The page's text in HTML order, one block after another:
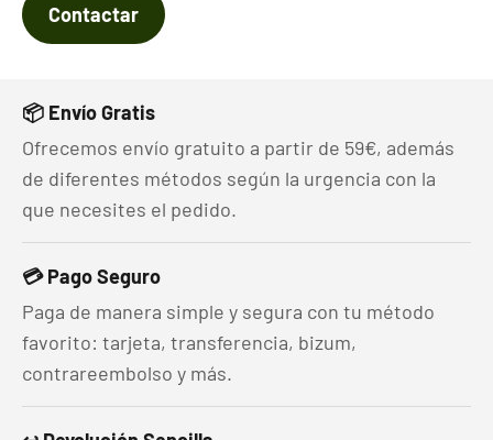
Contactar
📦 Envío Gratis
Ofrecemos envío gratuito a partir de 59€, además
de diferentes métodos según la urgencia con la
que necesites el pedido.
💳 Pago Seguro
Paga de manera simple y segura con tu método
favorito: tarjeta, transferencia, bizum,
contrareembolso y más.